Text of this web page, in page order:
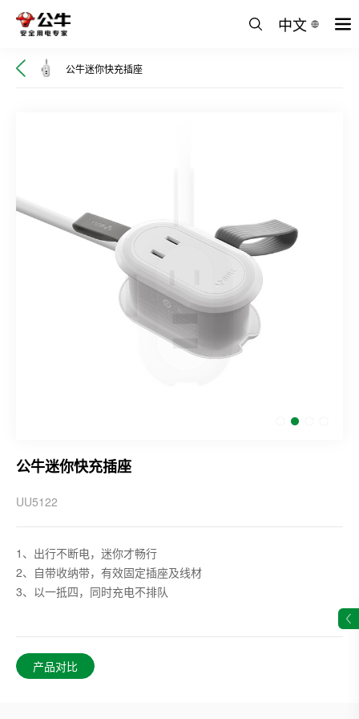
中文
公牛迷你快充插座
公牛迷你快充插座
UU5122
1、出行不断电，迷你才畅行
2、自带收纳带，有效固定插座及线材
3、以一抵四，同时充电不排队
产品对比